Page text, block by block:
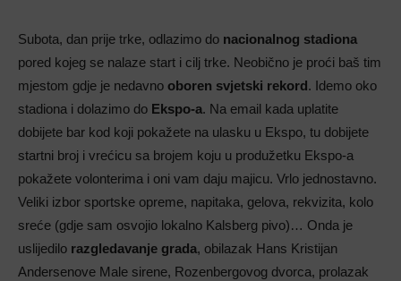
Subota, dan prije trke, odlazimo do nacionalnog stadiona
pored kojeg se nalaze start i cilj trke. Neobično je proći baš tim
mjestom gdje je nedavno oboren svjetski rekord. Idemo oko
stadiona i dolazimo do Ekspo-a. Na email kada uplatite
dobijete bar kod koji pokažete na ulasku u Ekspo, tu dobijete
startni broj i vrećicu sa brojem koju u produžetku Ekspo-a
pokažete volonterima i oni vam daju majicu. Vrlo jednostavno.
Veliki izbor sportske opreme, napitaka, gelova, rekvizita, kolo
sreće (gdje sam osvojio lokalno Kalsberg pivo)… Onda je
uslijedilo razgledavanje grada, obilazak Hans Kristijan
Andersenove Male sirene, Rozenbergovog dvorca, prolazak